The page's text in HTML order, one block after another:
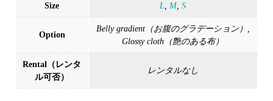
Size L M,S
Option
Belly gradient（お腹のグラデーション）,
Glossy cloth（艶のある布）
Rental（レンタ
ル可否）
レンタルなし